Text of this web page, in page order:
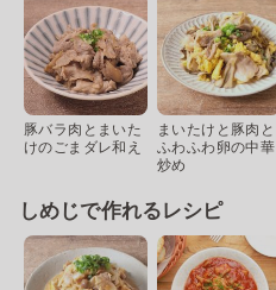
豚バラ肉とまいた
けのごまダレ和え
まいたけと豚肉と
ふわふわ卵の中華
炒め
しめじで作れるレシピ